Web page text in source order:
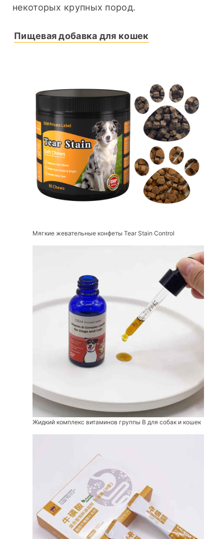
некоторых крупных пород.
Пищевая добавка для кошек
Мягкие жевательные конфеты Tear Stain Control
Жидкий комплекс витаминов группы В для собак и кошек